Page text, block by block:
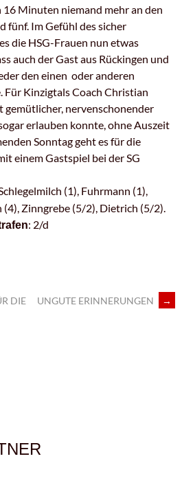
16 Minuten niemand mehr an den
fünf. Im Gefühl des sicher
die HSG-Frauen nun etwas
auch der Gast aus Rückingen und
den einen oder anderen
Für Kinzigtals Coach Christian
gemütlicher, nervenschonender
erlauben konnte, ohne Auszeit
Sonntag geht es für die
einem Gastspiel bei der SG
(1), Fuhrmann (1),
Zinngrebe (5/2), Dietrich (5/2).
: 2/d
DIE
UNGUTE ERINNERUNGEN →